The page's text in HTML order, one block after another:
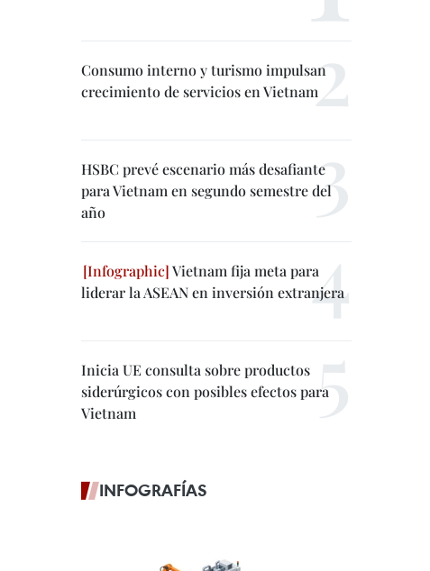
Consumo interno y turismo impulsan
crecimiento de servicios en Vietnam
HSBC prevé escenario más desafiante
para Vietnam en segundo semestre del
año
Vietnam fija meta para
liderar la ASEAN en inversión extranjera
Inicia UE consulta sobre productos
siderúrgicos con posibles efectos para
Vietnam
INFOGRAFÍAS